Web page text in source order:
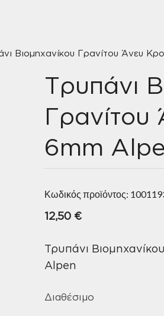
Βιομηχανίκου Γρανίτου Άνευ
Τρυπάνι
6mm
Κωδικός προϊόντος:
12,50 €
Τρυπάνι
Alpen
Διαθέσιμο